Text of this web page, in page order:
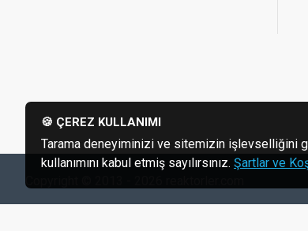
🍪 ÇEREZ KULLANIMI
Tarama deneyiminizi ve sitemizin işlevselliğini
kullanımını kabul etmiş sayılırsınız. Şartlar ve